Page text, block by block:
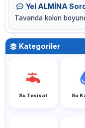
Yel ALMİNA
Tavanda kolon
Kategoriler
Su Tesisat Su